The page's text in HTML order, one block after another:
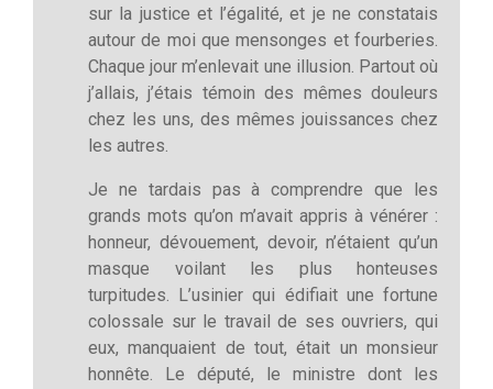
sur la justice et l’égalité, et je ne constatais
autour de moi que mensonges et fourberies.
Chaque jour m’enlevait une illusion. Partout où
j’allais, j’étais témoin des mêmes douleurs
chez les uns, des mêmes jouissances chez
les autres.
Je ne tardais pas à comprendre que les
grands mots qu’on m’avait appris à vénérer :
honneur, dévouement, devoir, n’étaient qu’un
masque voilant les plus honteuses
turpitudes. L’usinier qui édifiait une fortune
colossale sur le travail de ses ouvriers, qui
eux, manquaient de tout, était un monsieur
honnête. Le député, le ministre dont les